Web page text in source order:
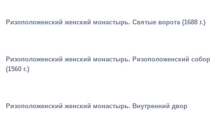
Ризоположенский женский монастырь. Святые ворота (1688 г.)
Ризоположенский женский монастырь. Ризоположенский собор
(1560 г.)
Ризоположенский женский монастырь. Внутренний двор